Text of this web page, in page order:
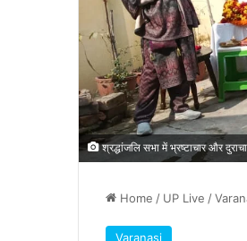
श्रद्धांजलि सभा में भ्रष्टाचार और
Home / UP Live /
Varanasi